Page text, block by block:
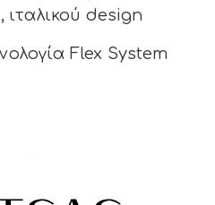
ιταλικού design
Flex System